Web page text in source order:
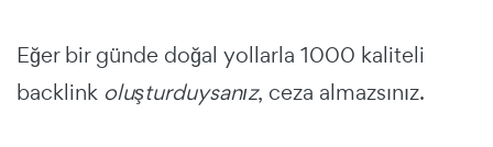
Eğer bir günde doğal yollarla 1000 kaliteli
backlink oluşturduysanız, ceza almazsınız.